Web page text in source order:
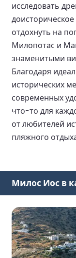
исследовать
отдохнуть на
Милопотас и
знаменитыми
Благодаря
исторических
современных
что-то для
от любителей
пляжного
Милос Иос в